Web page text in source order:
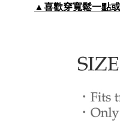
▲喜歡穿寬鬆一點